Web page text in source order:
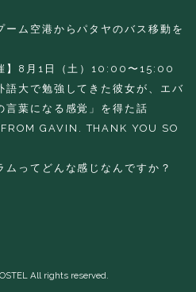
ム空港からパタヤのバス移動を
】8月1日（土）10:00〜15:00
語大で勉強してきた彼女が、エバ
言葉になる感覚」を得た話
GAVIN. THANK YOU SO
ってどんな感じなんですか？
All rights reserved.